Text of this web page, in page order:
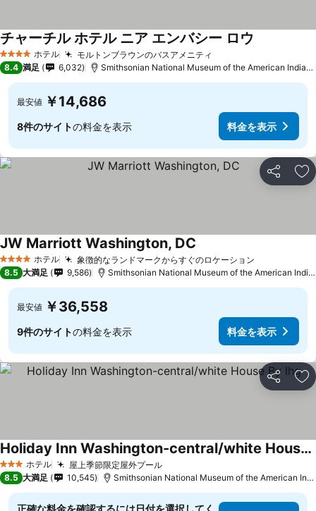
4 ホテルのランク
ホテル モルトンブラウンのバスアメニティ
チャーチル ホテル ニア エンバシー ロウ
8.4 満足 6,032 Smithsonian National Museum of the American Indianまで4.1 km
最安値 ￥14,686
8件のサイトの料金を表示 料金を表示
シェア お
4 ホテルのランク
ホテル 象徴的なランドマークからすぐのロケーション
JW Marriott Washington, DC
8.5 大満足 9,586 Smithsonian National Museum of the American Indianまで1.6 km
最安値 ￥36,558
9件のサイトの料金を表示 料金を表示
シェア お
3 ホテルのランク
ホテル 屋上季節限定屋外プール
Holiday Inn Washington-central/white House By Ihg
8.5 大満足 10,545 Smithsonian National Museum of the American Indianまで2.7 km
正確な料金を確認するには日付を選択してく